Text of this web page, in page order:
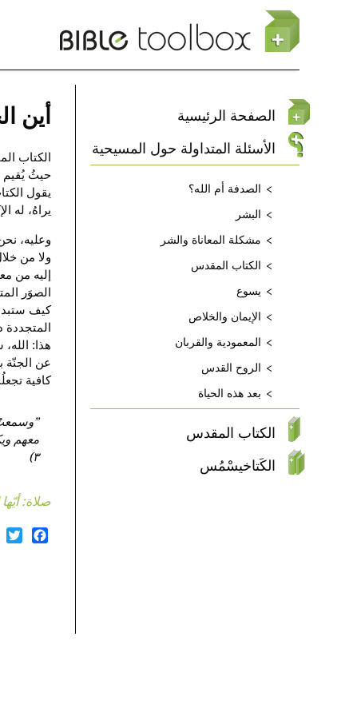
تجاوز إلى المحتوى الرئيسي
أين
الكتاب
حيثُ يُقيم
يقول
يراهُ، له
وعليه،
ولا من
إليه من
الصوَر
كيف
المتجددة
هذا:
عن الجنّة
كافية
٣)
صلاة:
الصفحة الرئيسية
الأسئلة المتداولة حول المسيحية
الصدفة أم الله؟
البشر
مشكلة المعاناة والشر
الكتاب المقدس
يسوع
الإيمان والخلاص
المعمودية والقربان
الروح القدس
بعد هذه الحياة
الكتاب المقدس
الكَتاخيسْمُس